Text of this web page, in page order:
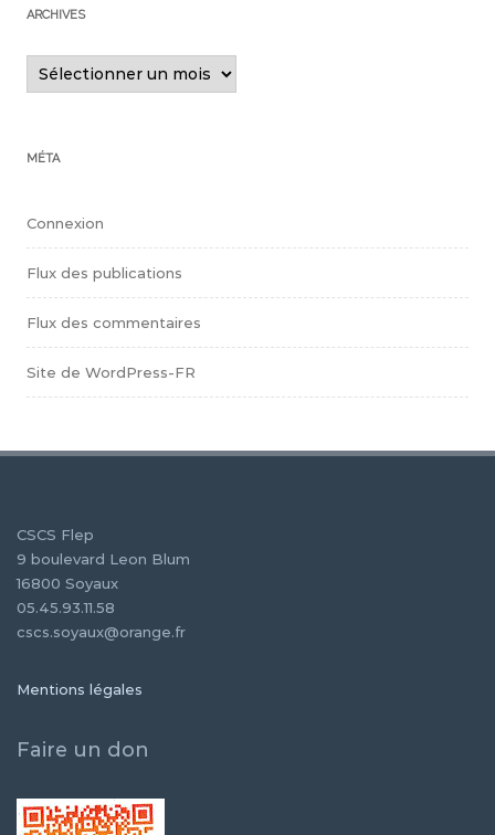
ARCHIVES
Archives
MÉTA
Connexion
Flux des publications
Flux des commentaires
Site de WordPress-FR
CSCS Flep
9 boulevard Leon Blum
16800 Soyaux
05.45.93.11.58
cscs.soyaux@orange.fr
Mentions légales
Faire un don